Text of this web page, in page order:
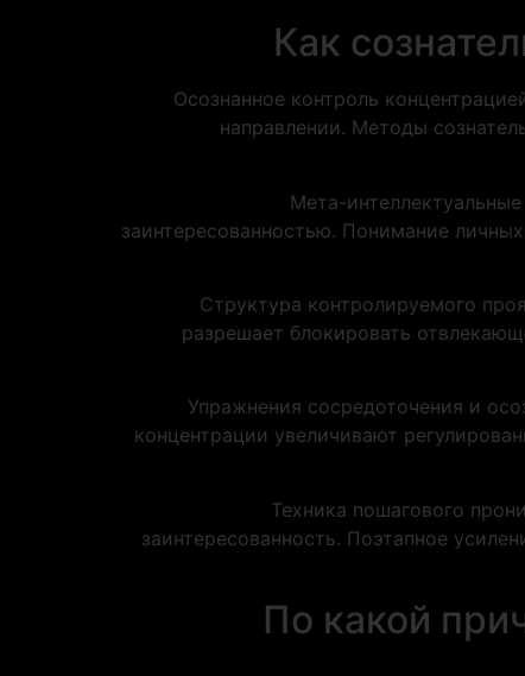
Как
Осознанное контроль
направлении. Методы
Мета-
заинтересованностью. Понимание
Структура контролируемого
разрешает блокировать
Упражнения сосредоточения и
концентрации увеличивают
Техника пошагового
заинтересованность. Поэтапное
По какой